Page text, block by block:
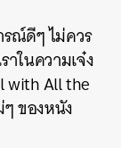
ณ์ดีๆ ไม่ควร
ในความเจ๋ง
with All the
ของหนัง